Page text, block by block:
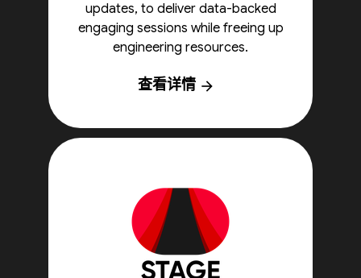
updates, to deliver data-backed
engaging sessions while freeing up
engineering resources.
查看详情 arrow_forward